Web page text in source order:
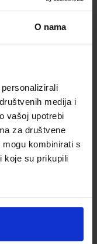
O nama
medija i
vašoj upotrebi
za društvene
kombinirati s
koje su prikupili
OŠ